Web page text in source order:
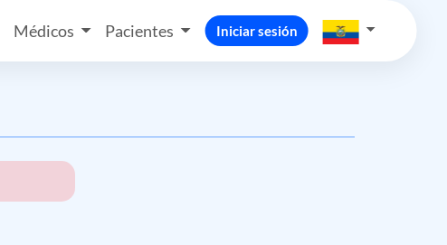
Médicos Pacientes Iniciar sesión